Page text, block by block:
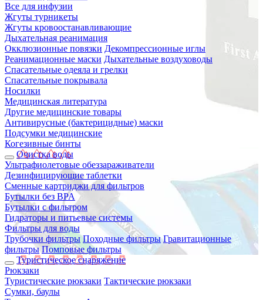
Все для инфузии
Жгуты турникеты
Жгуты кровоостанавливающие
Дыхательная реанимация
Окклюзионные повязки Декомпрессионные иглы
Реанимационные маски Дыхательные воздуховоды
Спасательные одеяла и грелки
Спасательные покрывала
Носилки
Медицинская литература
Другие медицинские товары
Антивирусные (бактерицидные) маски
Подсумки медицинские
Когезивные бинты
Очистка воды
Ультрафиолетовые обеззараживатели
Дезинфицирующие таблетки
Сменные картриджи для фильтров
Бутылки без BPA
Бутылки с фильтром
Гидраторы и питьевые системы
Фильтры для воды
Трубочки фильтры Походные фильтры Гравитационные
фильтры Помповые фильтры
Туристическое снаряжение
Рюкзаки
Туристические рюкзаки Тактические рюкзаки
Сумки, баулы